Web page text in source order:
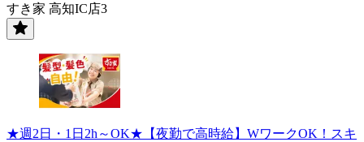
すき家 高知IC店3
★週2日・1日2h～OK★【夜勤で高時給】WワークOK！スキ